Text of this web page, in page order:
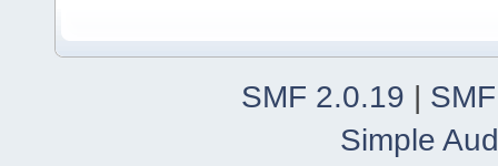
SMF 2.0.19
Simple